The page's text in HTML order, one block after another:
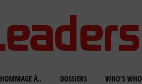
HOMMAGE À.. DOSSIERS WHO'S WHO